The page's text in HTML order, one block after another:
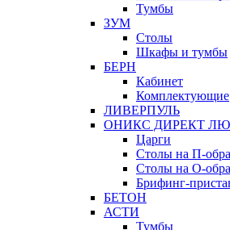
Тумбы
ЗУМ
Столы
Шкафы и тумбы
БЕРН
Кабинет
Комплектующие
ЛИВЕРПУЛЬ
ОНИКС ДИРЕКТ
Царги
Столы на П-
Столы на О-
Брифинг-
БЕТОН
АСТИ
Тумбы